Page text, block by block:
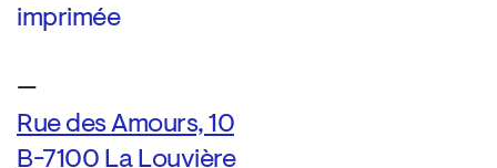
imprimée
—
Rue des Amours, 10
B-7100 La Louvière